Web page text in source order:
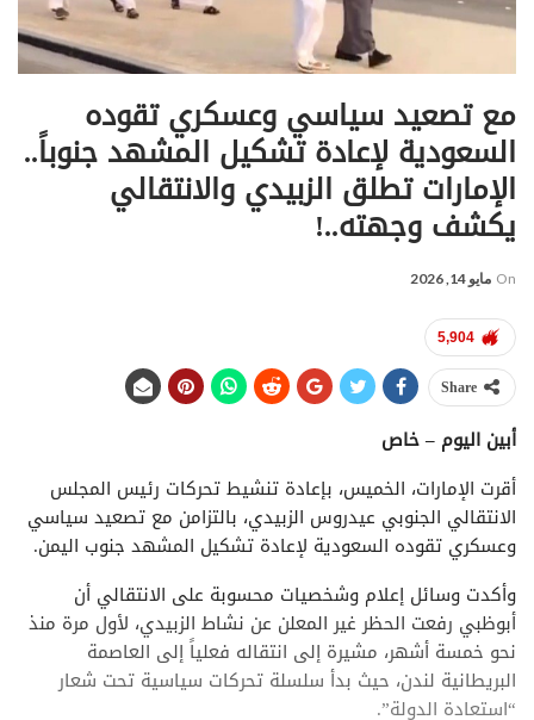
مع تصعيد سياسي وعسكري تقوده
السعودية لإعادة تشكيل المشهد جنوباً..
الإمارات تطلق الزبيدي والانتقالي
يكشف وجهته..!
On مايو 14, 2026
5,904
Share
أبين اليوم – خاص
أقرت الإمارات، الخميس، بإعادة تنشيط تحركات رئيس المجلس
الانتقالي الجنوبي عيدروس الزبيدي، بالتزامن مع تصعيد سياسي
وعسكري تقوده السعودية لإعادة تشكيل المشهد جنوب اليمن.
وأكدت وسائل إعلام وشخصيات محسوبة على الانتقالي أن
أبوظبي رفعت الحظر غير المعلن عن نشاط الزبيدي، لأول مرة منذ
نحو خمسة أشهر، مشيرة إلى انتقاله فعلياً إلى العاصمة
البريطانية لندن، حيث بدأ سلسلة تحركات سياسية تحت شعار
“استعادة الدولة”.